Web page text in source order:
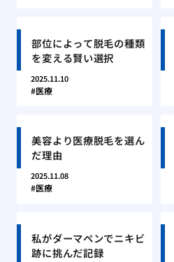
部位によって脱毛の種類
を変える賢い選択
2025.11.10
医療
美容より医療脱毛を選ん
だ理由
2025.11.08
医療
私がダーマペンでニキビ
跡に挑んだ記録